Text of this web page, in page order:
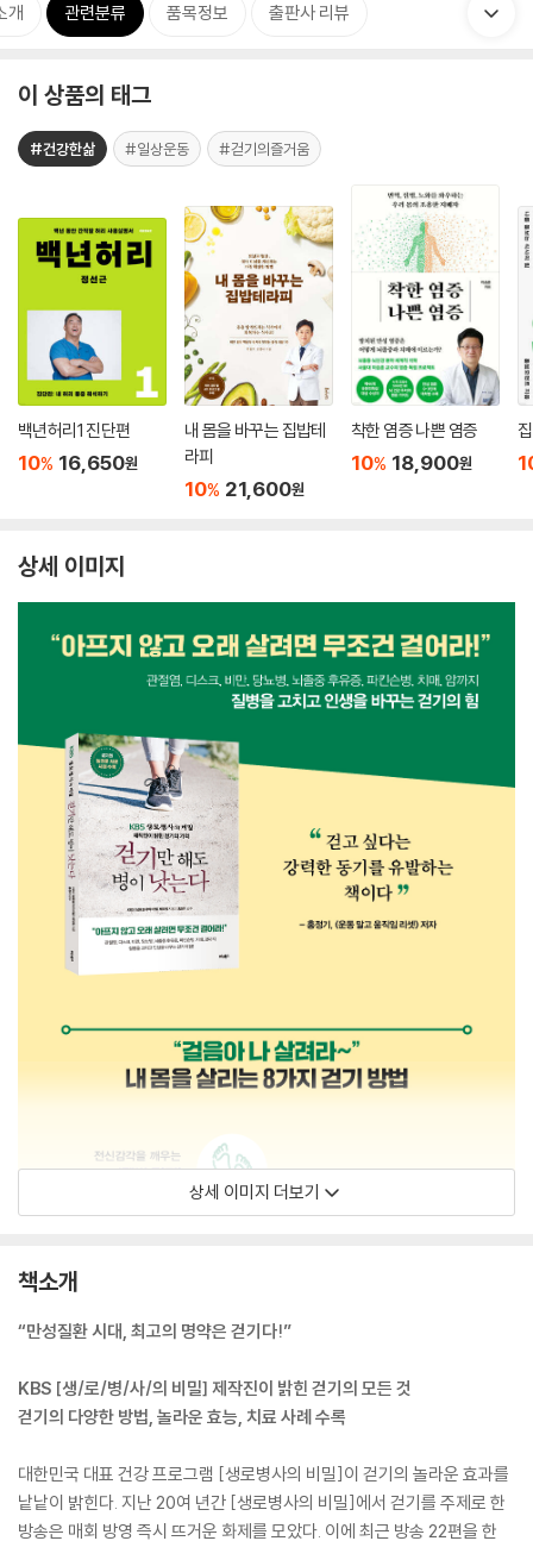
개 관련분류 품목정보 출판사 리뷰
이 상품의 태그
#건강한삶 #일상운동 #걷기의즐거움
백년허리1 진단편
10% 16,650원
내 몸을 바꾸는 집밥테
라피
10% 21,600원
착한 염증 나쁜 염증
10% 18,900원
상세 이미지
상세 이미지 더보기
책소개
“만성질환 시대, 최고의 명약은 걷기다!”
KBS [생/로/병/사/의 비밀] 제작진이 밝힌 걷기의 모든 것
걷기의 다양한 방법, 놀라운 효능, 치료 사례 수록
대한민국 대표 건강 프로그램 [생로병사의 비밀]이 걷기의 놀라운 효과를
낱낱이 밝힌다. 지난 20여 년간 [생로병사의 비밀]에서 걷기를 주제로 한
방송은 매회 방영 즉시 뜨거운 화제를 모았다. 이에 최근 방송 22편을 한